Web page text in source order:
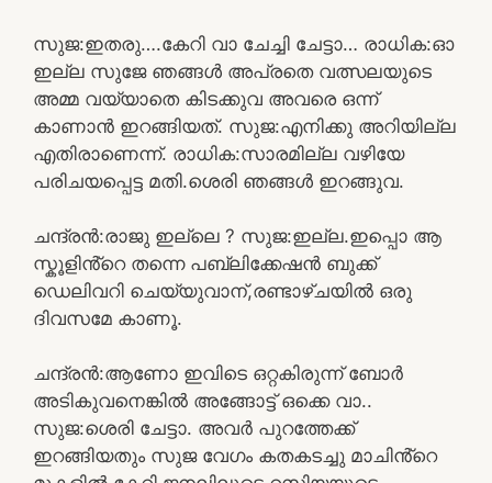
സുജ:ഇതരു….കേറി വാ ചേച്ചി ചേട്ടാ… രാധിക:ഓ
ഇല്ല സുജേ ഞങ്ങൾ അപ്രതെ വത്സലയുടെ
അമ്മ വയ്യാതെ കിടക്കുവ അവരെ ഒന്ന്
കാണാൻ ഇറങ്ങിയത്. സുജ:എനിക്കു അറിയില്ല
എതിരാണെന്ന്. രാധിക:സാരമില്ല വഴിയേ
പരിചയപ്പെട്ട മതി.ശെരി ഞങ്ങൾ ഇറങ്ങുവ.
ചന്ദ്രൻ:രാജു ഇല്ലെ ? സുജ:ഇല്ല.ഇപ്പൊ ആ
സ്കൂളിൻ്റെ തന്നെ പബ്ലിക്കേഷൻ ബുക്ക്
ഡെലിവറി ചെയ്യുവാന്,രണ്ടാഴ്ചയിൽ ഒരു
ദിവസമേ കാണൂ.
ചന്ദ്രൻ:ആണോ ഇവിടെ ഒറ്റകിരുന്ന് ബോർ
അടികുവനെങ്കിൽ അങ്ങോട്ട് ഒക്കെ വാ..
സുജ:ശെരി ചേട്ടാ. അവർ പുറത്തേക്ക്
ഇറങ്ങിയതും സുജ വേഗം കതകടച്ചു മാചിൻ്റെ